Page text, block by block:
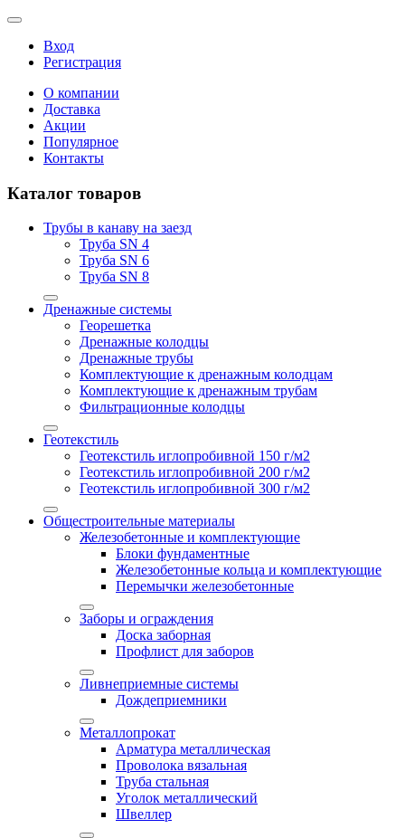
Вход
Регистрация
О компании
Доставка
Акции
Популярное
Контакты
Каталог товаров
Трубы в канаву на заезд
Труба SN 4
Труба SN 6
Труба SN 8
Дренажные системы
Георешетка
Дренажные колодцы
Дренажные трубы
Комплектующие к дренажным колодцам
Комплектующие к дренажным трубам
Фильтрационные колодцы
Геотекстиль
Геотекстиль иглопробивной 150 г/м2
Геотекстиль иглопробивной 200 г/м2
Геотекстиль иглопробивной 300 г/м2
Общестроительные материалы
Железобетонные и комплектующие
Блоки фундаментные
Железобетонные кольца и комплектующие
Перемычки железобетонные
Заборы и ограждения
Доска заборная
Профлист для заборов
Ливнеприемные системы
Дождеприемники
Металлопрокат
Арматура металлическая
Проволока вязальная
Труба стальная
Уголок металлический
Швеллер